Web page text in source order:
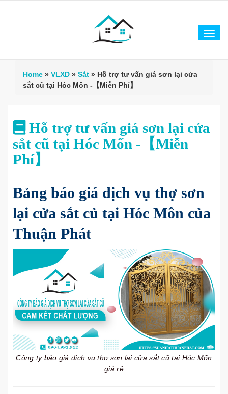
Home » VLXD » Sắt » Hỗ trợ tư vấn giá sơn lại cửa
sắt cũ tại Hóc Mốn -【Miễn Phí】
Hỗ trợ tư vấn giá sơn lại cửa
sắt cũ tại Hóc Mốn -【Miễn
Phí】
Bảng báo giá dịch vụ thợ sơn
lại cửa sắt củ tại Hóc Môn của
Thuận Phát
Công ty báo giá dịch vụ thợ sơn lại cửa sắt cũ tại Hóc Mốn
giá rẻ